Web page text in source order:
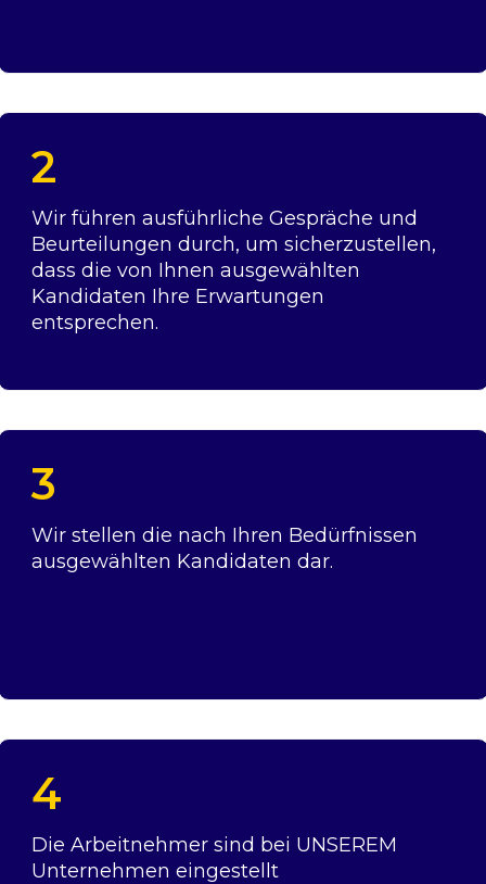
2
Wir führen ausführliche Gespräche und
Beurteilungen durch, um sicherzustellen,
dass die von Ihnen ausgewählten
Kandidaten Ihre Erwartungen
entsprechen.
3
Wir stellen die nach Ihren Bedürfnissen
ausgewählten Kandidaten dar.
4
Die Arbeitnehmer sind bei UNSEREM
Unternehmen eingestellt